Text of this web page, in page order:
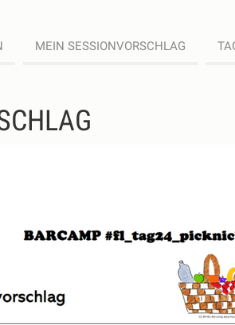
MEIN SESSIONVORSCHLAG